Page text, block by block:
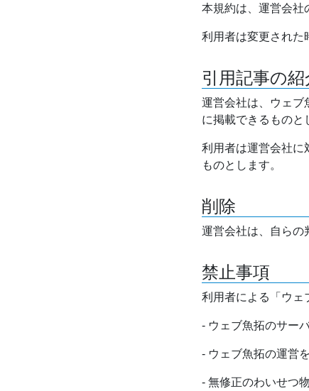
本規約は、運営会社
利用者は変更された
引用記事の紹
運営会社は、ウェブ
に掲載できるものと
利用者は運営会社に
ものとします。
削除
運営会社は、自らの
禁止事項
利用者による「ウェ
- ウェブ魚拓のサー
- ウェブ魚拓の運営
- 無修正のわいせつ